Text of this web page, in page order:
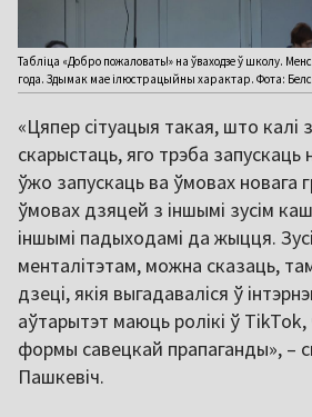
Табліца «Добро пожаловать!» на ўваходзе ў школу.
года. Здымак мае ілюстрацыйны характар. Фота:
«Цяпер сітуацыя такая, што калі
скарыстаць, яго трэба запускаць
ўжо запускаць ва ўмовах новага
ўмовах дзяцей з іншымі зусім
іншымі падыходамі да жыцця.
менталітэтам, можна сказаць,
дзеці, якія выгадаваліся ў
аўтарытэт маюць ролікі ў
формы савецкай прапаганды», –
Пашкевіч.